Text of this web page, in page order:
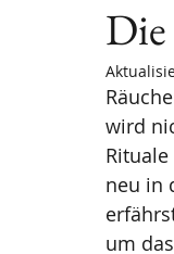
wird
neu in
um